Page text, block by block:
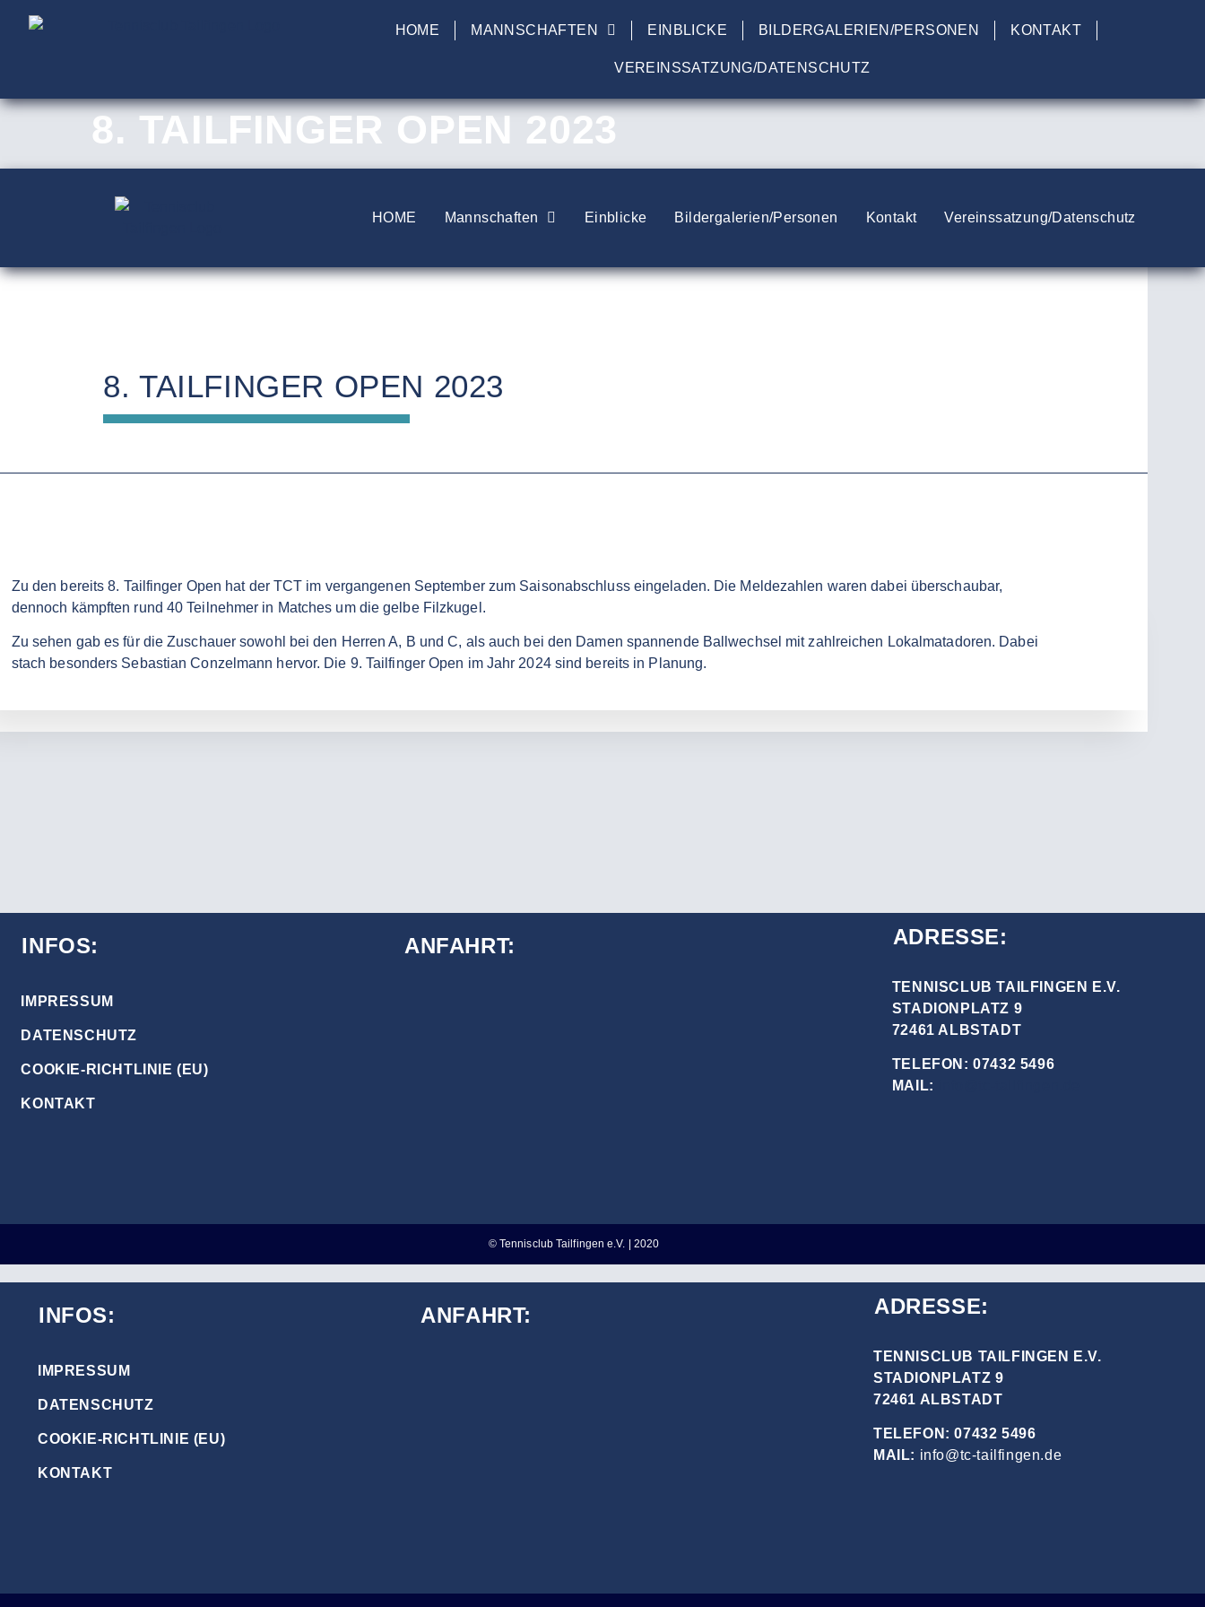
HOME MANNSCHAFTEN EINBLICKE BILDERGALERIEN/PERSONEN KONTAKT
VEREINSSATZUNG/DATENSCHUTZ
8. TAILFINGER OPEN 2023
HOME Mannschaften Einblicke Bildergalerien/Personen Kontakt Vereinssatzung/Datenschutz
8. TAILFINGER OPEN 2023
Zu den bereits 8. Tailfinger Open hat der TCT im vergangenen September zum Saisonabschluss eingeladen. Die Meldezahlen waren dabei überschaubar,
dennoch kämpften rund 40 Teilnehmer in Matches um die gelbe Filzkugel.
Zu sehen gab es für die Zuschauer sowohl bei den Herren A, B und C, als auch bei den Damen spannende Ballwechsel mit zahlreichen Lokalmatadoren. Dabei
stach besonders Sebastian Conzelmann hervor. Die 9. Tailfinger Open im Jahr 2024 sind bereits in Planung.
INFOS:
IMPRESSUM
DATENSCHUTZ
COOKIE-RICHTLINIE (EU)
KONTAKT
ANFAHRT: ADRESSE:
TENNISCLUB TAILFINGEN E.V.
STADIONPLATZ 9
72461 ALBSTADT
TELEFON: 07432 5496
MAIL:
© Tennisclub Tailfingen e.V. | 2020
INFOS:
IMPRESSUM
DATENSCHUTZ
COOKIE-RICHTLINIE (EU)
KONTAKT
ANFAHRT: ADRESSE:
TENNISCLUB TAILFINGEN E.V.
STADIONPLATZ 9
72461 ALBSTADT
TELEFON: 07432 5496
MAIL: info@tc-tailfingen.de